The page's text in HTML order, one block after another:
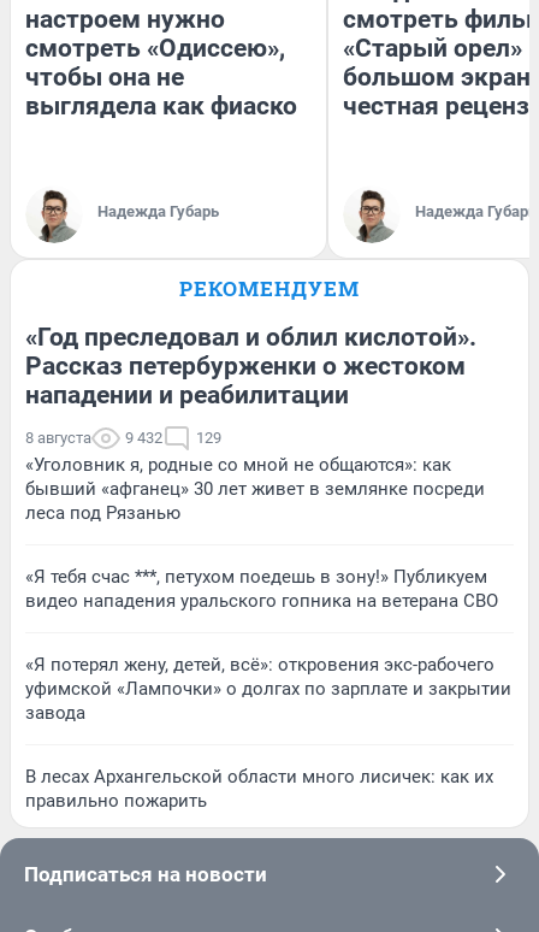
настроем нужно
смотреть «Одиссею»,
чтобы она не
выглядела как фиаско
Надежда Губарь
смотреть
«Старый орел»
большом
честная
Надежда Губарь
РЕКОМЕНДУЕМ
«Год преследовал и облил кислотой».
Рассказ петербурженки о жестоком
нападении и реабилитации
8 августа 9 432 129
«Уголовник я, родные со мной не общаются»: как
бывший «афганец» 30 лет живет в землянке посреди
леса под Рязанью
«Я тебя счас ***, петухом поедешь в зону!» Публикуем
видео нападения уральского гопника на ветерана СВО
«Я потерял жену, детей, всё»: откровения экс-рабочего
уфимской «Лампочки» о долгах по зарплате и закрытии
завода
В лесах Архангельской области много лисичек: как их
правильно пожарить
Подписаться на новости